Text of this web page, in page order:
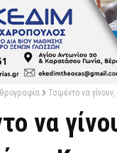
Τσιμέντο να
να